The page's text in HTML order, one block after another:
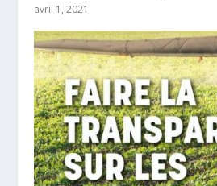
avril 1, 2021